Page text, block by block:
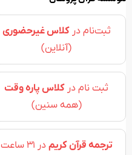
ثبت‌نام درکلاس غیرحضوری
(آنلاین)
ثبت نام در کلاس پاره وقت
(همه سنین)
ترجمه قرآن کریم
در 31 ساعت